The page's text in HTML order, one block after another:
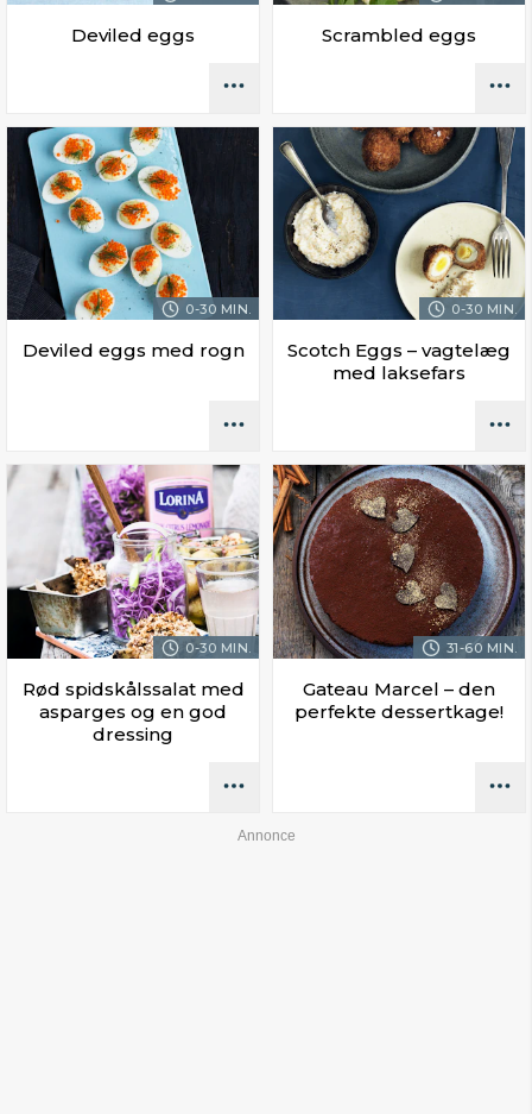
Deviled eggs Scrambled eggs
0-30 MIN.
Deviled eggs med rogn
0-30 MIN.
Scotch Eggs – vagtelæg
med laksefars
0-30 MIN.
Rød spidskålssalat med
asparges og en god
dressing
31-60 MIN.
Gateau Marcel – den
perfekte dessertkage!